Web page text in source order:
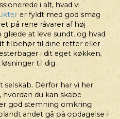
i alt, hvad vi
er fyldt med god smag
på rene råvarer af høj
glæde at leve sundt, og hvad
tilbehør til dine retter eller
i dit eget køkken,
til dig.
selskab. Derfor har vi her
du kan skabe
god stemning omkring
andet gå på opdagelse i